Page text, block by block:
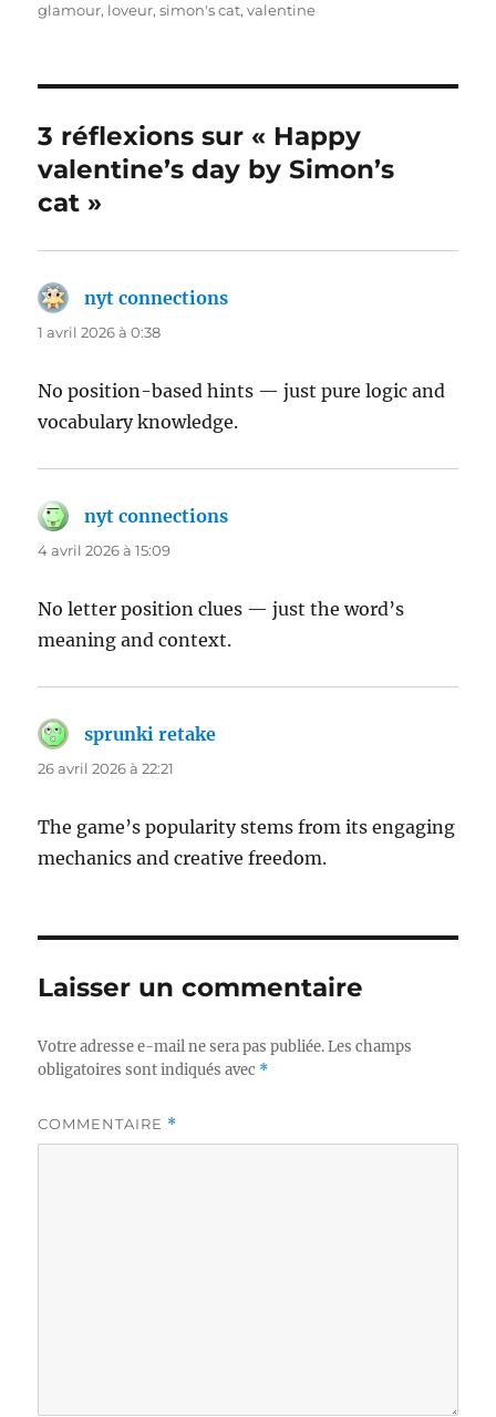
le
glamour, loveur,simon's cat,valentine
3 réflexions sur « Happy
valentine’s day by Simon’s
cat »
nyt connections
1 avril 2026 à 0:38
No position-based hints — just pure logic and
vocabulary knowledge.
nyt connections
4 avril 2026 à 15:09
No letter position clues — just the word’s
meaning and context.
sprunki retake
26 avril 2026 à 22:21
The game’s popularity stems from its engaging
mechanics and creative freedom.
Laisser un commentaire
Votre adresse e-mail ne sera pas publiée. Les champs
obligatoires sont indiqués avec *
COMMENTAIRE *